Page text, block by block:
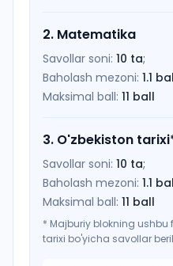
2. Matematika
Savollar soni: 10 ta;
Baholash mezoni: 1.1
Maksimal ball: 11 ball
3. O'zbekiston tarixi
Savollar soni: 10 ta;
Baholash mezoni: 1.1
Maksimal ball: 11 ball
* Majburiy blokning
tarixi bo'yicha savollar